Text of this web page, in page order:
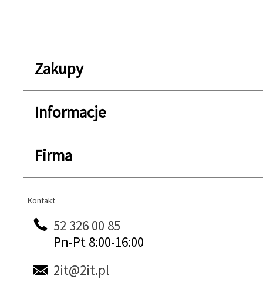
Zakupy
Informacje
Firma
Kontakt
Kontakt
52 326 00 85
Pn-Pt 8:00-16:00
2it@2it.pl